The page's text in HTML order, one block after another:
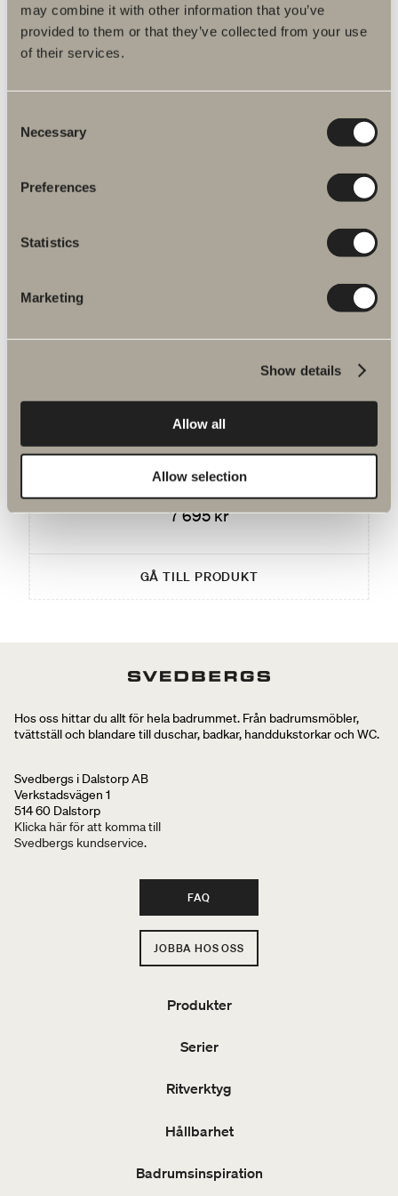
may combine it with other information that you’ve
provided to them or that they’ve collected from your use
of their services.
Selection
Necessary
Preferences
Statistics
Marketing
Show details
Allow all
Allow selection
Produktfakta
Monteringsanvisningar
Specifikation
Du kanske är intresserad av
Nyhet
Intro spegelskåp kit
förvaring
7 695 kr
GÅ TILL PRODUKT
Hos oss hittar du allt för hela badrummet. Från badrumsmöbler,
tvättställ och blandare till duschar, badkar, handdukstorkar och WC.
Svedbergs i Dalstorp AB
Verkstadsvägen 1
514 60 Dalstorp
Klicka här för att komma till
Svedbergs kundservice.
FAQ
JOBBA HOS OSS
Produkter
Serier
Ritverktyg
Hållbarhet
Badrumsinspiration